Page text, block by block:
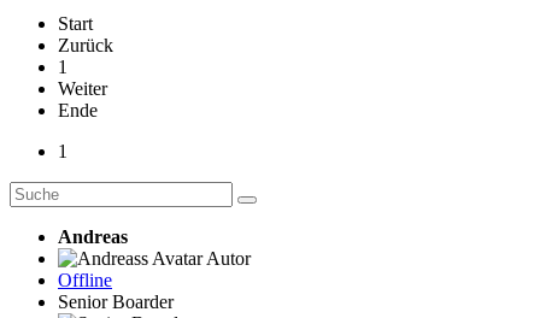
Start
Zurück
1
Weiter
Ende
1
Andreas
Autor
Offline
Senior Boarder